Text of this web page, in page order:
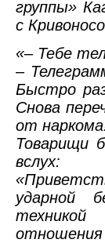
группы»
с
«– Тебе
–
Быстро
Снова
от
Товарищи
вслух:
ударной
отношения